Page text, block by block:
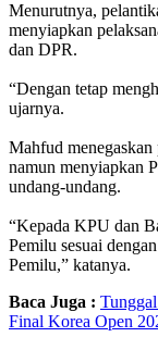
Menurutnya,
menyiapkan
dan DPR.
“Dengan tetap
ujarnya.
Mahfud
namun menyiapkan
undang-undang.
“Kepada KPU dan
Pemilu sesuai
Pemilu,” katanya.
Baca Juga :
Final Korea Open